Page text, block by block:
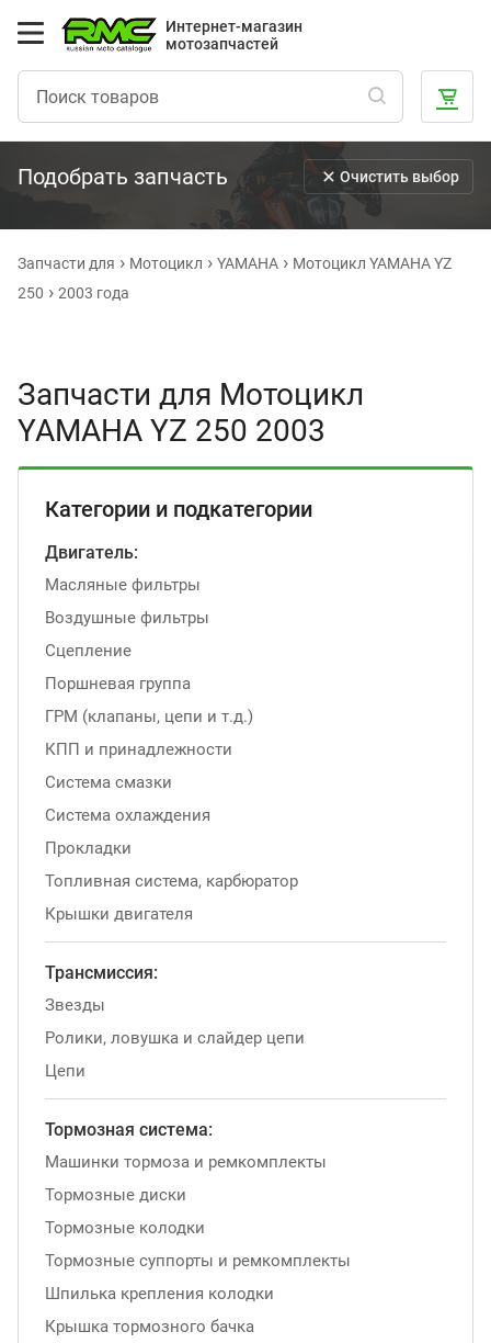
Интернет-магазин
мотозапчастей
Подобрать запчасть Очистить выбор
Запчасти для Мотоцикл YAMAHA
Мотоцикл YAMAHA YZ
250
2003 года
Запчасти для Мотоцикл
YAMAHA YZ 250 2003
Категории и подкатегории
Двигатель:
Масляные фильтры
Воздушные фильтры
Сцепление
Поршневая группа
ГРМ (клапаны, цепи и т.д.)
КПП и принадлежности
Система смазки
Система охлаждения
Прокладки
Топливная система, карбюратор
Крышки двигателя
Трансмиссия:
Звезды
Ролики, ловушка и слайдер цепи
Цепи
Тормозная система:
Машинки тормоза и ремкомплекты
Тормозные диски
Тормозные колодки
Тормозные суппорты и ремкомплекты
Шпилька крепления колодки
Крышка тормозного бачка